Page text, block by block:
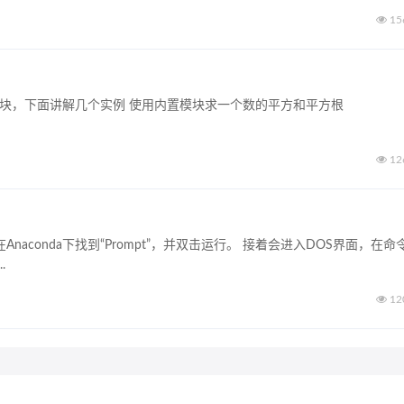
下面讲解几个实例 使用内置模块求一个数的平方和平方根
Anaconda下找到“Prompt”，并双击运行。 接着会进入DOS界面，在命